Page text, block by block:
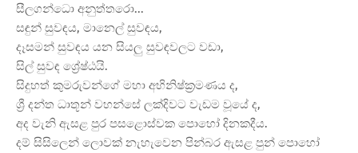
සීලගන්ධො අනුත්තරො...
සඳුන් සුවඳය, මානෙල් සුවඳය,
දෑසමන් සුවඳය යන සියලු සුවඳවලට වඩා,
සිල් සුවඳ ශ්රේෂ්ඨයි.
සිදුහත් කුමරුවන්ගේ මහා අභිනිෂ්ක්රමණය ද,
ශ් රී දන්ත ධාතූන් වහන්සේ ලක්දිවට වැඩම වූයේ ද,
අද වැනි ඇසළ පුර පසළොස්වක පොහෝ දිනකදීය.
දම් සිසිලෙන් ලොවක් නැහැවෙන පින්බර ඇසළ පුන් පොහෝ